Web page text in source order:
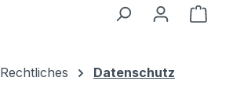
Rechtliches Datenschutz